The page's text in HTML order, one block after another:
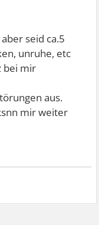
seid ca.5
unruhe, etc
bei mir
aus.
mir weiter